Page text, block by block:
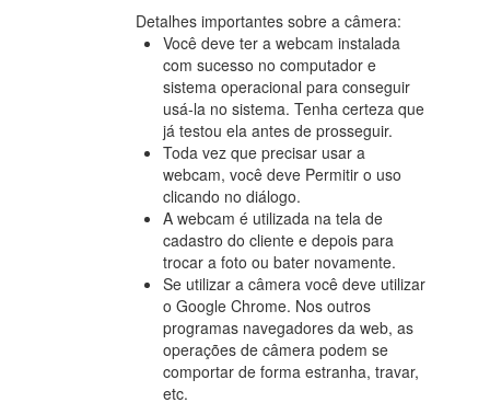
Detalhes importantes sobre a câmera:
Você deve ter a webcam instalada
com sucesso no computador e
sistema operacional para conseguir
usá-la no sistema. Tenha certeza que
já testou ela antes de prosseguir.
Toda vez que precisar usar a
webcam, você deve Permitir o uso
clicando no diálogo.
A webcam é utilizada na tela de
cadastro do cliente e depois para
trocar a foto ou bater novamente.
Se utilizar a câmera você deve utilizar
o Google Chrome. Nos outros
programas navegadores da web, as
operações de câmera podem se
comportar de forma estranha, travar,
etc.